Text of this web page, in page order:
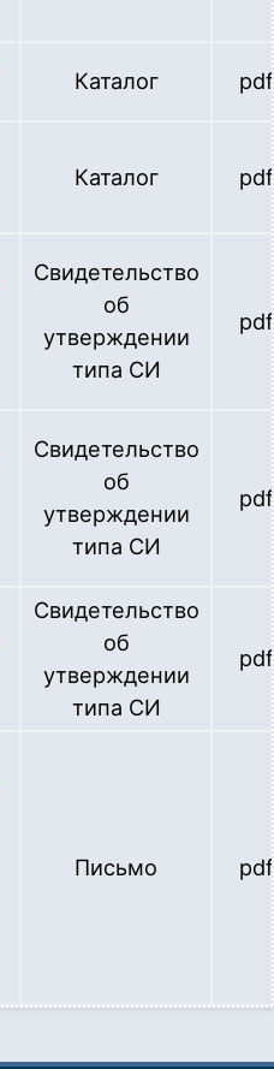
Каталог pdf
Каталог pdf
Свидетельство
об
утверждении
типа СИ
pdf
Свидетельство
об
утверждении
типа СИ
pdf
Свидетельство
об
утверждении
типа СИ
pdf
Письмо pdf